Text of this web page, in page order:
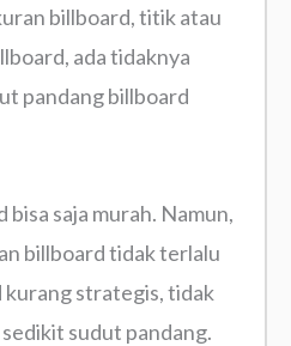
billboard, titik atau
ada tidaknya
pandang billboard
bisa saja murah. Namun,
billboard tidak terlalu
kurang strategis, tidak
sudut pandang.